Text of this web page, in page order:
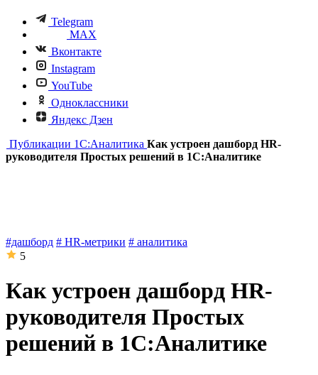
Telegram
MAX
Вконтакте
Instagram
YouTube
Одноклассники
Яндекс Дзен
Публикации 1С:Аналитика Как устроен дашборд HR-
руководителя Простых решений в 1С:Аналитике
#дашборд # HR-метрики # аналитика
5
Как устроен дашборд HR-
руководителя Простых
решений в 1С:Аналитике